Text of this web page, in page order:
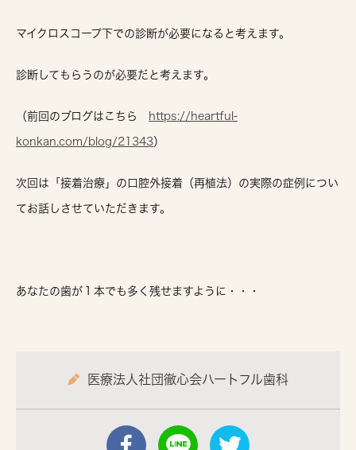
マイクロスコープ下での診断が必要になると考えます。
診断してもらうのが必要だと考えます。
（前回のブログはこちら https://heartful-
konkan.com/blog/21343）
次回は「接着治療」の口腔外接着（再植法）の実際の症例につい
てお話しさせていただきます。
あなたの歯が１本でも多く残せますように・・・
医療法人社団徹心会ハートフル歯科